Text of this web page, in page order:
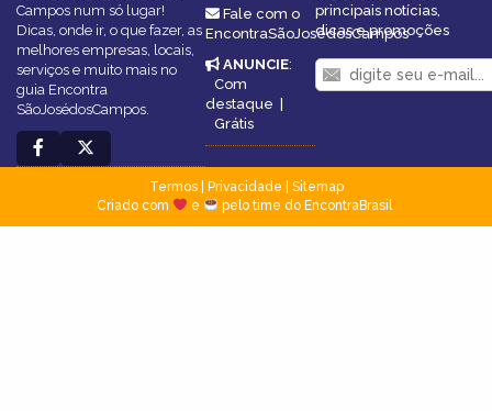
Campos num só lugar!
Dicas, onde ir, o que fazer, as
melhores empresas, locais,
serviços e muito mais no
guia Encontra
SãoJosédosCampos.
Fale com o
EncontraSãoJosédosCampos
ANUNCIE:
Com
destaque |
Grátis
principais notícias,
dicas e promoções
Termos| Privacidade
Sitemap
Criado com
e pelo time do EncontraBrasil